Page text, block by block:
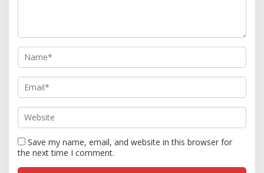
Save my name, email, and website in this browser for
the next time I comment.